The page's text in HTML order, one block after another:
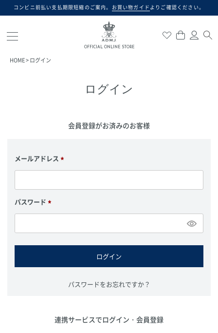
コンビニ前払い支払期限短縮のご案内。 お買い物ガイド よりご確認ください。
OFFICIAL ONLINE STORE
検索
HOME ログイン
ログイン
会員登録がお済みのお客様
メールアドレス
(
須
パスワード
(
須
ログイン
パスワードをお忘れですか？
連携サービスでログイン・会員登録